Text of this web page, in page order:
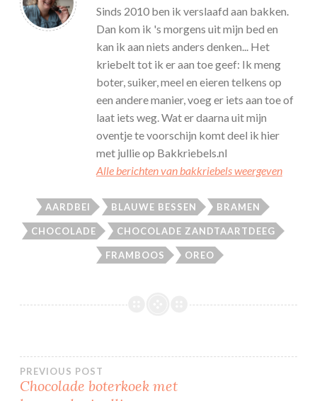
Sinds 2010 ben ik verslaafd aan bakken.
Dan kom ik 's morgens uit mijn bed en
kan ik aan niets anders denken... Het
kriebelt tot ik er aan toe geef: Ik meng
boter, suiker, meel en eieren telkens op
een andere manier, voeg er iets aan toe of
laat iets weg. Wat er daarna uit mijn
oventje te voorschijn komt deel ik hier
met jullie op Bakkriebels.nl
Alle berichten van bakkriebels weergeven
AARDBEI BLAUWE BESSEN BRAMEN
CHOCOLADE CHOCOLADE ZANDTAARTDEEG
FRAMBOOS OREO
Bericht
PREVIOUS POST
Chocolade boterkoek met